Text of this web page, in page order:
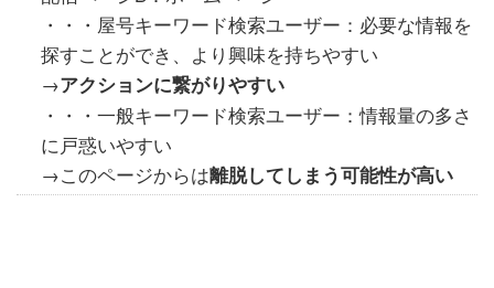
・・・屋号キーワード検索ユーザー：必要な情報を
探すことができ、より興味を持ちやすい
→アクションに繋がりやすい
・・・一般キーワード検索ユーザー：情報量の多さ
に戸惑いやすい
→このページからは離脱してしまう可能性が高い